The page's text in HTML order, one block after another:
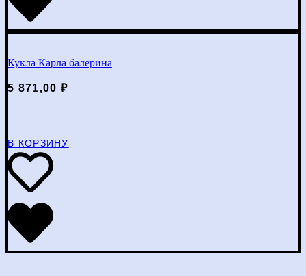
Кукла Карла балерина
5 871,00 ₽
В КОРЗИНУ